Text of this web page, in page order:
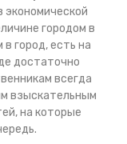
городом в
город, есть на
достаточно
всегда
взыскательным
на которые